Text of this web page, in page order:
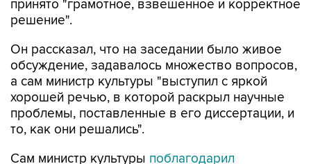
Он рассказал, что на заседании было живое
а сам министр культуры "выступил с яркой
хорошей речью, в которой раскрыл научные
проблемы, поставленные в его диссертации, и
то, как они решались".
Сам министр культуры